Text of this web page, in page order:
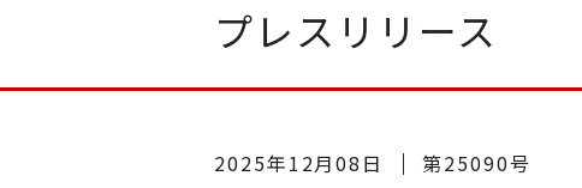
プレスリリース
2025年12月08日 第25090号